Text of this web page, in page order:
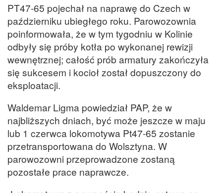
PT47-65 pojechał na naprawę do Czech w
październiku ubiegłego roku. Parowozownia
poinformowała, że w tym tygodniu w Kolinie
odbyły się próby kotła po wykonanej rewizji
wewnętrznej; całość prób armatury zakończyła
się sukcesem i kocioł został dopuszczony do
eksploatacji.
Waldemar Ligma powiedział PAP, że w
najbliższych dniach, być może jeszcze w maju
lub 1 czerwca lokomotywa Pt47-65 zostanie
przetransportowana do Wolsztyna. W
parowozowni przeprowadzone zostaną
pozostałe prace naprawcze.